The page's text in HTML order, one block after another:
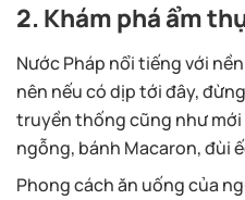
2. Khám phá ẩm
Nước Pháp nổi tiếng với
nên nếu có dịp tới đây,
truyền thống cũng như mới
ngỗng, bánh Macaron, đùi
Phong cách ăn uống của